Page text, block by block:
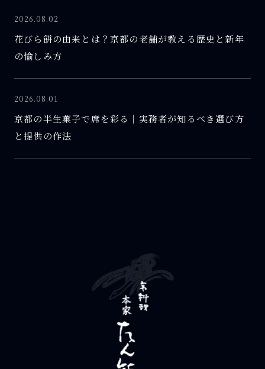
2026.08.02
花びら餅の由来とは？京都の老舗が教える歴史と新年
の愉しみ方
2026.08.01
京都の半生菓子で席を彩る｜実務者が知るべき選び方
と提供の作法